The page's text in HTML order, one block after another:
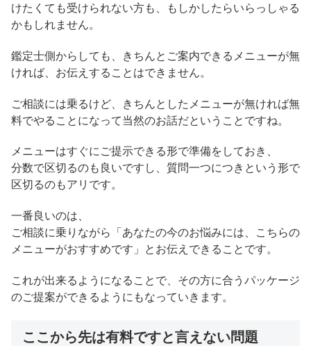
けたくても受けられない方も、もしかしたらいらっしゃる
かもしれません。
鑑定士側からしても、きちんとご案内できるメニューが無
ければ、お伝えすることはできません。
ご相談には乗るけど、きちんとしたメニューが無ければ無
料でやることになって当然のお話だということですね。
メニューはすぐにご提示できる形で準備をしておき、
分数で区切るのも良いですし、質問一つにつきという形で
区切るのもアリです。
一番良いのは、
ご相談に乗りながら「あなたの今のお悩みには、こちらの
メニューがおすすめです」とお伝えできることです。
これが出来るようになることで、その方に合うパッケージ
のご提案ができるようにもなっていきます。
ここから先は有料ですと言えない問題